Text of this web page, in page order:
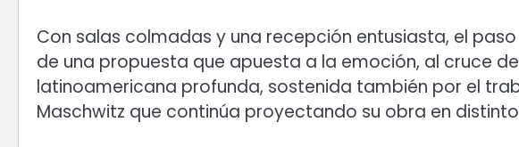
Con salas colmadas y una recepción entusiasta, el
de una propuesta que apuesta a la emoción, al cruce
latinoamericana profunda, sostenida también por el
Maschwitz que continúa proyectando su obra en